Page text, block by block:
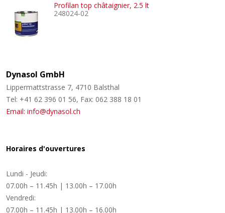
Profilan top châtaignier, 2.5 lt
248024-02
Dynasol GmbH
Lippermattstrasse 7, 4710 Balsthal
Tel: +41 62 396 01 56, Fax: 062 388 18 01
Email: info@dynasol.ch
Horaires d'ouvertures
Lundi - Jeudi:
07.00h – 11.45h | 13.00h – 17.00h
Vendredi:
07.00h – 11.45h | 13.00h – 16.00h